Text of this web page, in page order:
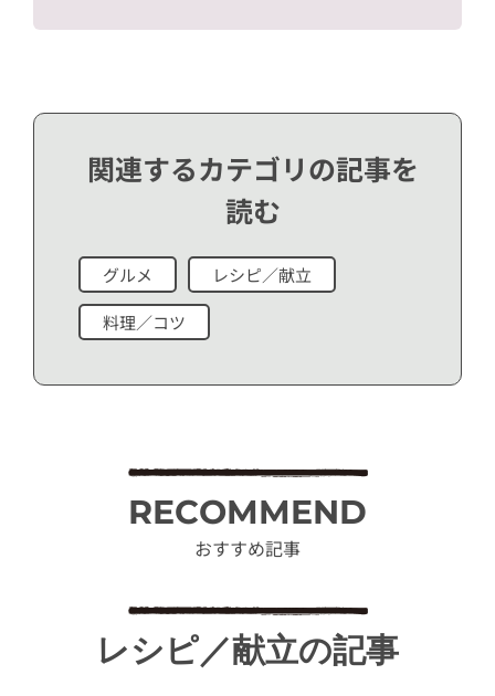
関連するカテゴリの記事を
読む
グルメ レシピ／献立
料理／コツ
RECOMMEND
おすすめ記事
レシピ／献立の記事